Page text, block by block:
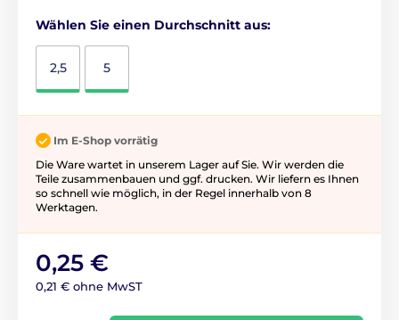
Wählen Sie einen Durchschnitt aus:
2,5 5
Im E-Shop vorrätig
Die Ware wartet in unserem Lager auf Sie. Wir werden die
Teile zusammenbauen und ggf. drucken. Wir liefern es Ihnen
so schnell wie möglich, in der Regel innerhalb von 8
Werktagen.
0,25 €
0,21 € ohne MwST